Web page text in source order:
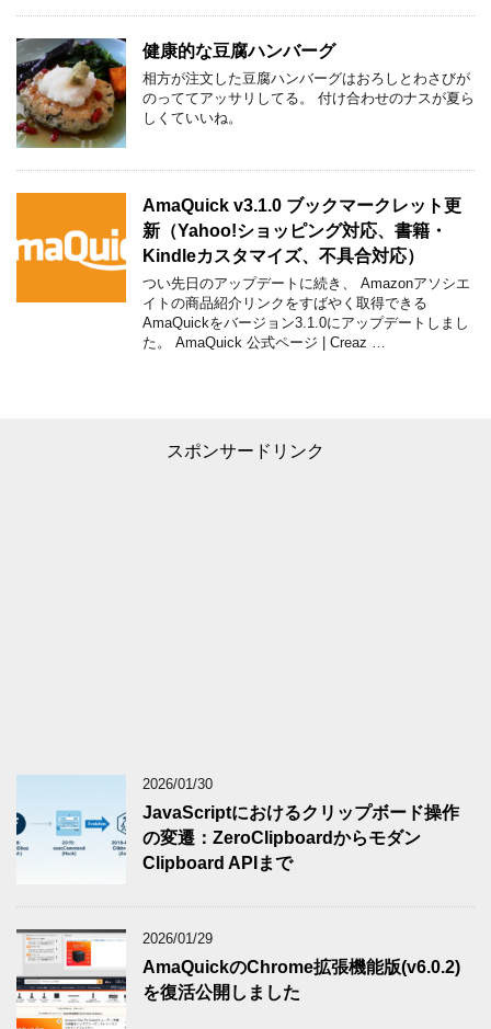
健康的な豆腐ハンバーグ
相方が注文した豆腐ハンバーグはおろしとわさびが
のっててアッサリしてる。 付け合わせのナスが夏ら
しくていいね。
AmaQuick v3.1.0 ブックマークレット更
新（Yahoo!ショッピング対応、書籍・
Kindleカスタマイズ、不具合対応）
つい先日のアップデートに続き、 Amazonアソシエ
イトの商品紹介リンクをすばやく取得できる
AmaQuickをバージョン3.1.0にアップデートしまし
た。 AmaQuick 公式ページ | Creaz …
スポンサードリンク
2026/01/30
JavaScriptにおけるクリップボード操作
の変遷：ZeroClipboardからモダン
Clipboard APIまで
2026/01/29
AmaQuickのChrome拡張機能版(v6.0.2)
を復活公開しました